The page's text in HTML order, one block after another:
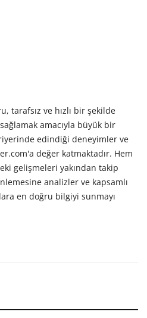
tarafsız ve hızlı bir şekilde
amacıyla büyük bir
edindiği deneyimler ve
değer katmaktadır. Hem
gelişmeleri yakından takip
analizler ve kapsamlı
en doğru bilgiyi sunmayı